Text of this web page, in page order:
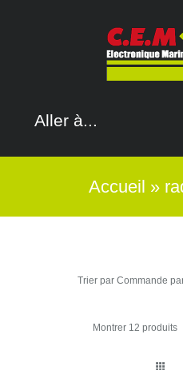
Aller à...
Accueil »
Trier par Commande
Montrer 12 produits